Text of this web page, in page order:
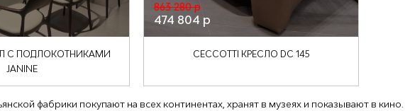
С ПОДЛОКОТНИКАМИ
JANINE
863 280 р
474 804 р
CECCOTTI КРЕСЛО DC 145
фабрики покупают на всех континентах, хранят в музеях и показывают в